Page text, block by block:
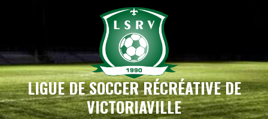
LIGUE DE SOCCER RÉCRÉATIVE DE
VICTORIAVILLE